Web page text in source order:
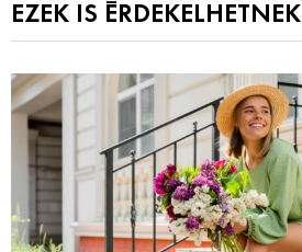
EZEK IS ÉRDEKELHETNEK